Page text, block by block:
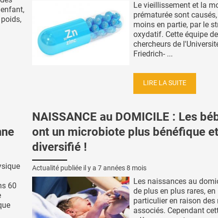
Le vieillissement et la
prématurée sont
moins en partie, par le
oxydatif. Cette équipe de
chercheurs de
Friedrich- ...
LIRE LA SUITE
60
NAISSANCE au DOMICILE : Les
ont un microbiote plus bénéfique
diversifié !
Actualité publiée il y a 7 années 8 mois
Les naissances au
de plus en plus rares, en
particulier en raison des
associés. Cependant